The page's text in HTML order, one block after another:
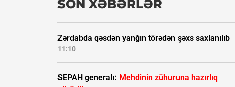
SON XƏBƏRLƏR
Zərdabda qəsdən yanğın törədən şəxs saxlanılıb
11:10
SEPAH generalı: Mehdinin zühuruna hazırlıq